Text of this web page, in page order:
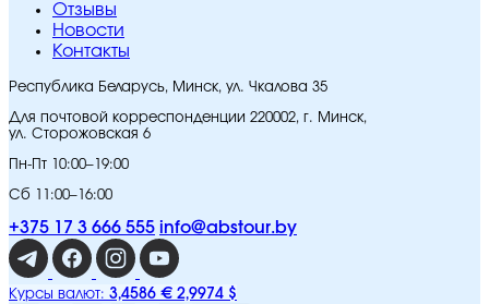
Отзывы
Новости
Контакты
Республика Беларусь, Минск, ул. Чкалова 35
Для почтовой корреспонденции 220002, г. Минск,
ул. Сторожовская 6
Пн-Пт 10:00–19:00
Сб 11:00–16:00
+375 17 3 666 555 info@abstour.by
Курсы валют: 3,4586 € 2,9974 $